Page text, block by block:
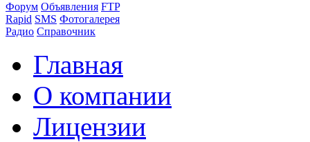
Форум Объявления FTP
Rapid SMS Фотогалерея
Радио Справочник
Главная
О компании
Лицензии